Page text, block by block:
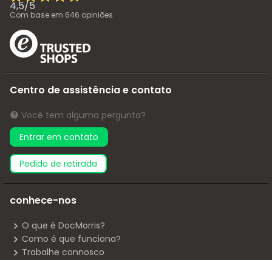
4,5/5
Com base em 646 opiniões
Centro de assistência e contato
Você tem alguma pergunta?
Entrar em contato
pedido de retirada
conhece-nos
O que é DocMorris?
Como é que funciona?
Trabalhe connosco